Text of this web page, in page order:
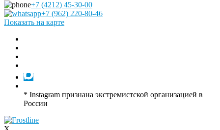
+7 (4212) 45-30-00
+7 (962) 220-80-46
Показать на карте
* Instagram признана экстремистской организацией в
России